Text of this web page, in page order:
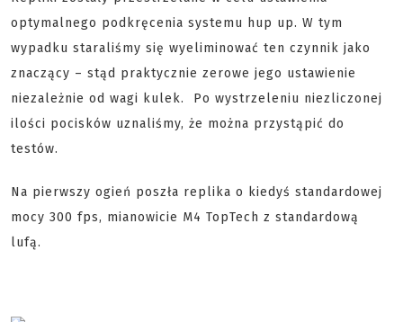
optymalnego podkręcenia systemu hup up. W tym
wypadku staraliśmy się wyeliminować ten czynnik jako
znaczący – stąd praktycznie zerowe jego ustawienie
niezależnie od wagi kulek. Po wystrzeleniu niezliczonej
ilości pocisków uznaliśmy, że można przystąpić do
testów.
Na pierwszy ogień poszła replika o kiedyś standardowej
mocy 300 fps, mianowicie M4 TopTech z standardową
lufą.